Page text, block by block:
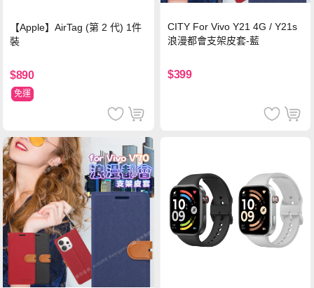
【Apple】AirTag (第 2 代) 1件
裝
$890
免運
CITY For Vivo Y21 4G / Y21s
浪漫都會支架皮套-藍
$399